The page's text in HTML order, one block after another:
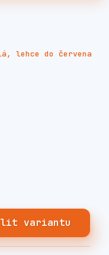
lehce do červena
variantu